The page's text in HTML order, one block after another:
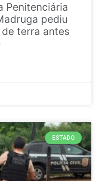
Penitenciária
pediu
terra antes
ESTADO